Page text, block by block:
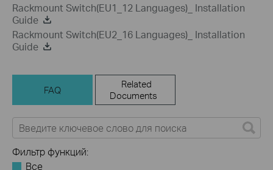
Rackmount Switch(EU1_12 Languages)_ Installation
Guide
Rackmount Switch(EU2_16 Languages)_ Installation
Guide
FAQ
Related
Documents
Фильтр функций:
Все